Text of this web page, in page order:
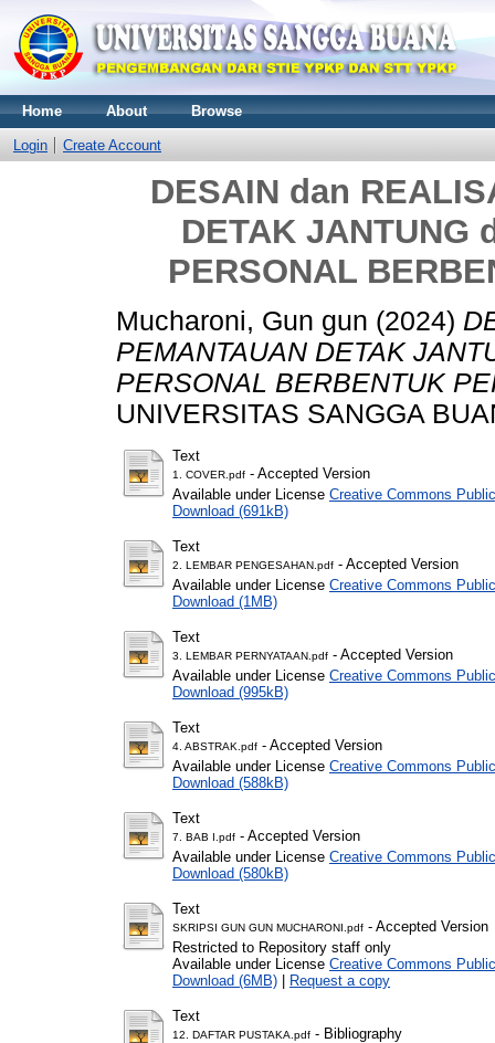
Home About Browse
Login Create Account
DESAIN dan
DETAK JANTUNG
PERSONAL
Mucharoni, Gun gun (2024)
PEMANTAUAN DETAK
PERSONAL BERBENTUK
UNIVERSITAS SANGGA
Text
1. COVER.pdf - Accepted Version
Available under License Creative Commons
Download (691kB)
Text
2. LEMBAR PENGESAHAN.pdf - Accepted Version
Available under License Creative Commons
Download (1MB)
Text
3. LEMBAR PERNYATAAN.pdf - Accepted Version
Available under License Creative Commons
Download (995kB)
Text
4. ABSTRAK.pdf - Accepted Version
Available under License Creative Commons
Download (588kB)
Text
7. BAB I.pdf - Accepted Version
Available under License Creative Commons
Download (580kB)
Text
SKRIPSI GUN GUN MUCHARONI.pdf - Accepted Version
Restricted to Repository staff only
Available under License Creative Commons
Download (6MB) | Request a copy
Text
12. DAFTAR PUSTAKA.pdf - Bibliography